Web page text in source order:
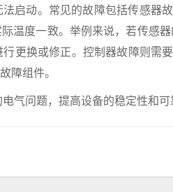
动。常见的故障包括传感器故
温度一致。举例来说，若传感
更换或修正。控制器故障则需
障组件。
气问题，提高设备的稳定性和可